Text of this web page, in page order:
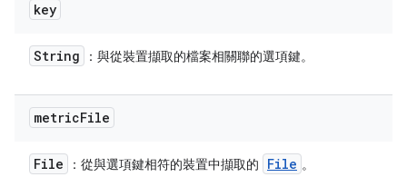
key
String ：與從裝置擷取的檔案相關聯的選項鍵。
metricFile
File ：從與選項鍵相符的裝置中擷取的 File 。